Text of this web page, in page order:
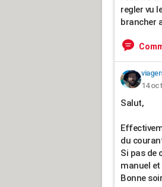
regler vu
brancher
14
Salut,
du
Si pas de
manuel
Bonne